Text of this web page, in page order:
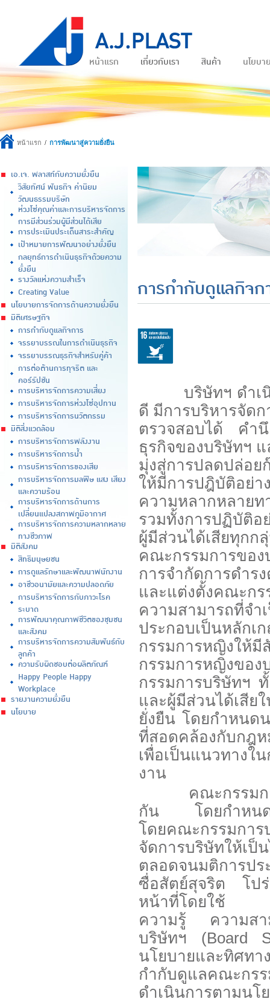
หน้าแรก เกี่ยวกับเรา สินค้า นโยบา
หน้าแรก การพัฒนาสู่ความยั่งยืน
เอ.เจ. พลาสท์กับความยั่งยืน
วิสัยทัศน์ พันธกิจ ค่านิยม
วัฒนธรรมบริษัท
ห่วงโซ่คุณค่าและการบริหารจัดการ
การมีส่วนร่วมผู้มีส่วนได้เสีย
การประเมินประเด็นสาระสำคัญ
เป้าหมายการพัฒนาอย่างยั่งยืน
กลยุทธ์การดำเนินธุรกิจด้วยความ
ยั่งยืน
รางวัลแห่งความสำเร็จ
Creating Value
นโยบายการจัดการด้านความยั่งยืน
มิติเศรษฐกิจ
การกำกับดูแลกิจการ
จรรยาบรรณในการดำเนินธุรกิจ
จรรยาบรรณธุรกิจสำหรับคู่ค้า
การต่อต้านการทุจริต และ
คอร์รัปชัน
การบริหารจัดการความเสี่ยง
การบริหารจัดการห่วงโซ่อุปทาน
การบริหารจัดการนวัตกรรม
มิติสิ่งแวดล้อม
การบริหารจัดการพลังงาน
การบริหารจัดการน้ำ
การบริหารจัดการของเสีย
การบริหารจัดการมลพิษ แสง เสียง
และความร้อน
การบริหารจัดการด้านการ
เปลี่ยนแปลงสภาพภูมิอากาศ
การบริหารจัดการความหลากหลาย
ทางชีวภาพ
มิติสังคม
สิทธิมนุษยชน
การดูแลรักษาและพัฒนาพนักงาน
อาชีวอนามัยและความปลอดภัย
การบริหารจัดการกับภาวะโรค
ระบาด
การพัฒนาคุณภาพชีวิตของชุมชน
และสังคม
การบริหารจัดการความสัมพันธ์กับ
ลูกค้า
ความรับผิดชอบต่อผลิตภัณฑ์
Happy People Happy
Workplace
รายงานความยั่งยืน
นโยบาย
การกำกับดูแลกิจก
บริษัทฯ ดำเนิน
ดี มีการบริหารจัดก
ตรวจสอบได้ คำนึ
ธุรกิจของบริษัทฯ
มุ่งสู่การปลดปล่อย
ให้มีการปฎิบัติอย่า
ความหลากหลายท
รวมทั้งการปฏิบัติอ
ผู้มีส่วนได้เสียทุก
คณะกรรมการของ
การจำกัดการดำ
และแต่งตั้งคณะกร
ความสามารถที่จ
ประกอบเป็นหลั
กรรมการหญิงให้มี
กรรมการหญิงของ
กรรมการบริษัทฯ
และผู้มีส่วนได้เสีย
ยั่งยืน โดยกำหนด
ที่สอดคล้องกับกฎห
เพื่อเป็นแนวทางใ
งาน
คณะกรรมการบ
กัน โดยกำหนดห
โดยคณะกรรมกา
จัดการบริษัทให้เ
ตลอดจนมติการ
ซื่อสัตย์สุจริต โป
หน้าที่โดยใช้
ความรู้ ความสา
บริษัทฯ (Board
นโยบายและทิศท
กำกับดูแลคณะกร
ดำเนินการตามนโ